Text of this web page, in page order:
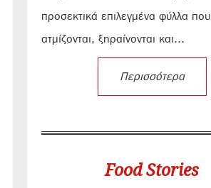
προσεκτικά επιλεγμένα φύλλα που
ατμίζονται, ξηραίνονται και...
Περισσότερα
Food Stories